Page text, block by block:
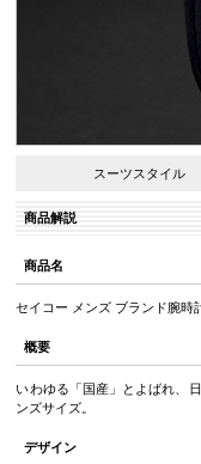
スーツスタイル
商品解説
商品名
セイコー メンズ ブランド腕時
概要
いわゆる「国産」とよばれ、
ンズサイズ。
デザイン